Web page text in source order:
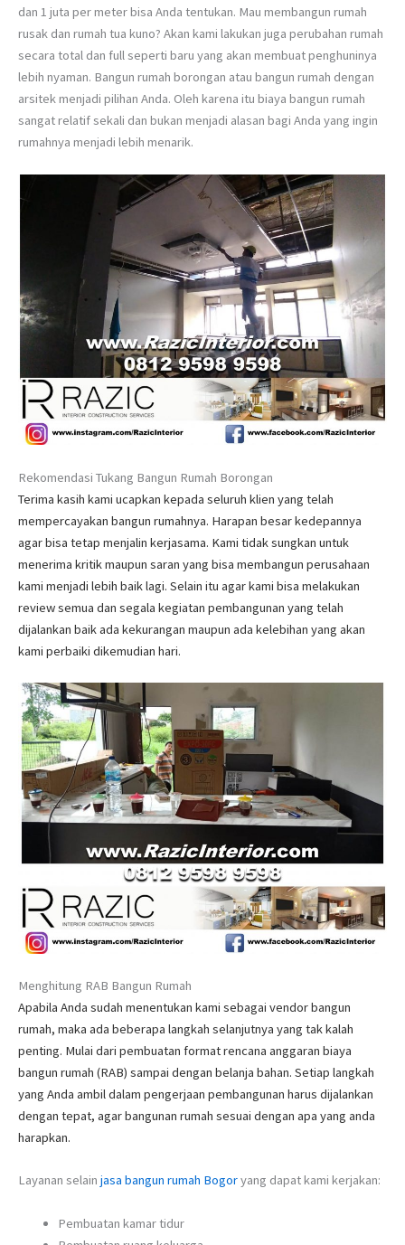
dan 1 juta per meter bisa Anda tentukan. Mau membangun rumah
rusak dan rumah tua kuno? Akan kami lakukan juga perubahan rumah
secara total dan full seperti baru yang akan membuat penghuninya
lebih nyaman. Bangun rumah borongan atau bangun rumah dengan
arsitek menjadi pilihan Anda. Oleh karena itu biaya bangun rumah
sangat relatif sekali dan bukan menjadi alasan bagi Anda yang ingin
rumahnya menjadi lebih menarik.
Rekomendasi Tukang Bangun Rumah Borongan
Terima kasih kami ucapkan kepada seluruh klien yang telah
mempercayakan bangun rumahnya. Harapan besar kedepannya
agar bisa tetap menjalin kerjasama. Kami tidak sungkan untuk
menerima kritik maupun saran yang bisa membangun perusahaan
kami menjadi lebih baik lagi. Selain itu agar kami bisa melakukan
review semua dan segala kegiatan pembangunan yang telah
dijalankan baik ada kekurangan maupun ada kelebihan yang akan
kami perbaiki dikemudian hari.
Menghitung RAB Bangun Rumah
Apabila Anda sudah menentukan kami sebagai vendor bangun
rumah, maka ada beberapa langkah selanjutnya yang tak kalah
penting. Mulai dari pembuatan format rencana anggaran biaya
bangun rumah (RAB) sampai dengan belanja bahan. Setiap langkah
yang Anda ambil dalam pengerjaan pembangunan harus dijalankan
dengan tepat, agar bangunan rumah sesuai dengan apa yang anda
harapkan.
Layanan selain jasa bangun rumah Bogoryang dapat kami kerjakan:
Pembuatan kamar tidur